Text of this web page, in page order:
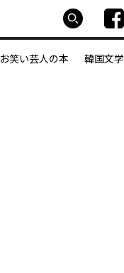
お笑い芸人の本 韓国文学